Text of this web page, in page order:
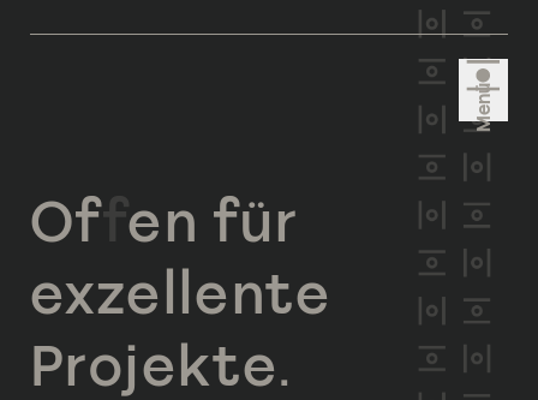
Menü
Offen für
exzellente
Projekte.